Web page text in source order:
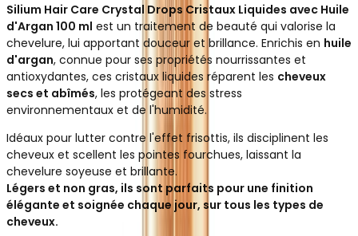
Silium Hair Care Crystal Drops Cristaux Liquides avec Huile
d'Argan 100 ml est un traitement de beauté qui valorise la
chevelure, lui apportant douceur et brillance. Enrichis en huile
d'argan, connue pour ses propriétés nourrissantes et
antioxydantes, ces cristaux liquides réparent les cheveux
secs et abîmés, les protégeant des stress
environnementaux et de l'humidité.
Idéaux pour lutter contre l'effet frisottis, ils disciplinent les
cheveux et scellent les pointes fourchues, laissant la
chevelure soyeuse et brillante.
Légers et non gras, ils sont parfaits pour une finition
élégante et soignée chaque jour, sur tous les types de
cheveux.